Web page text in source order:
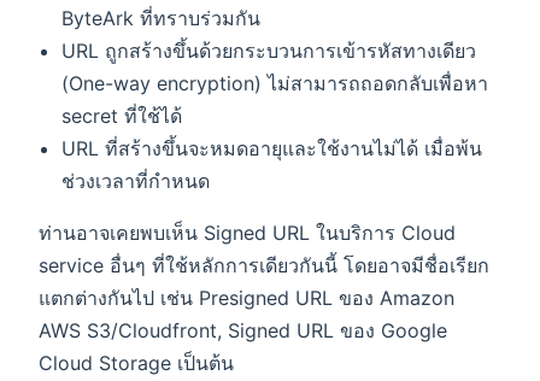
ByteArk ที่ทราบร่วมกัน
URL ถูกสร้างขึ้นด้วยกระบวนการเข้ารหัสทางเดียว
(One-way encryption) ไม่สามารถถอดกลับเพื่อหา
secret ที่ใช้ได้
URL ที่สร้างขึ้นจะหมดอายุและใช้งานไม่ได้ เมื่อพ้น
ช่วงเวลาที่กำหนด
ท่านอาจเคยพบเห็น Signed URL ในบริการ Cloud
service อื่นๆ ที่ใช้หลักการเดียวกันนี้ โดยอาจมีชื่อเรียก
แตกต่างกันไป เช่น Presigned URL ของ Amazon
AWS S3/Cloudfront, Signed URL ของ Google
Cloud Storage เป็นต้น